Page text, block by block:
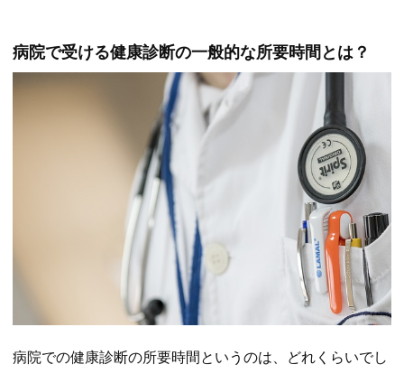
病院で受ける健康診断の一般的な所要時間とは？
病院での健康診断の所要時間というのは、どれくらいでし